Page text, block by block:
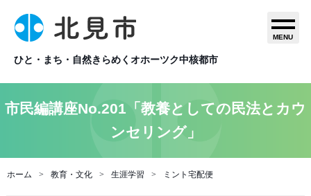
ひと・まち・自然きらめくオホーツク中核都市
MENU
市民編講座No.201「教養としての民法とカウ
ンセリング」
ホーム 教育・文化 生涯学習 ミント宅配便